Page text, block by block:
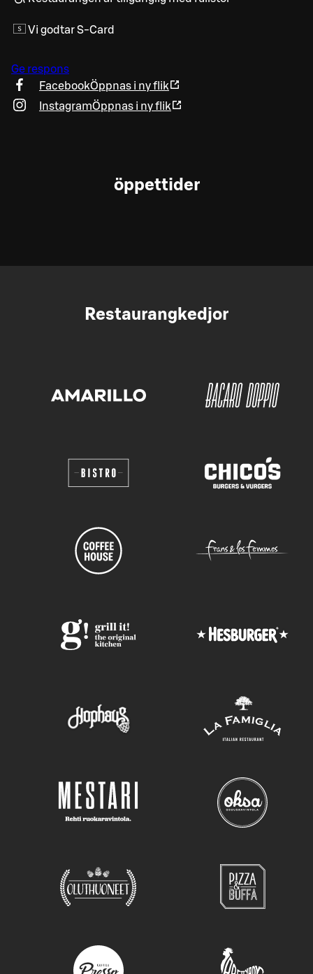
Vi godtar S-Card
Ge respons
FacebookÖppnas i ny flik
InstagramÖppnas i ny flik
öppettider
Restaurangkedjor